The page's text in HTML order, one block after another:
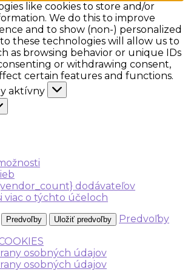
like cookies to store and/or
We do this to improve
and to show (non-) personalized
these technologies will allow us to
as browsing behavior or unique IDs
or withdrawing consent,
certain features and functions.
aktívny
dodávateľov
viac o týchto účeloch
Predvoľby Uložiť predvoľby
Predvoľby
osobných údajov
osobných údajov